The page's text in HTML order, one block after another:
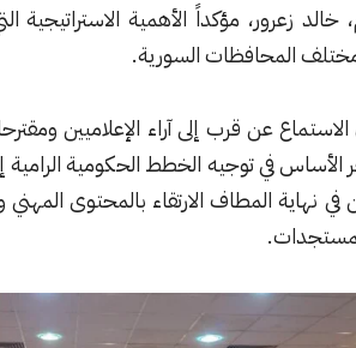
خالد زعرور، مؤكداً الأهمية الاستراتيجية
مختلف المحافظات السورية.
الاستماع عن قرب إلى آراء الإعلاميين
في توجيه الخطط الحكومية الرامية
في نهاية المطاف الارتقاء بالمحتوى المهني